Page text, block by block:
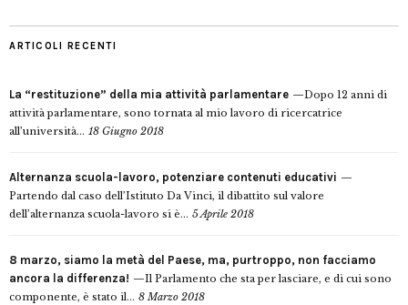
ARTICOLI RECENTI
La “restituzione” della mia attività parlamentare
Dopo 12 anni di
attività parlamentare, sono tornata al mio lavoro di ricercatrice
all’università... 18 Giugno 2018
Alternanza scuola-lavoro, potenziare contenuti educativi
Partendo dal caso dell’Istituto Da Vinci, il dibattito sul valore
dell’alternanza scuola-lavoro si è... 5 Aprile 2018
8 marzo, siamo la metà del Paese, ma, purtroppo, non facciamo
ancora la differenza!
Il Parlamento che sta per lasciare, e di cui sono
componente, è stato il... 8 Marzo 2018